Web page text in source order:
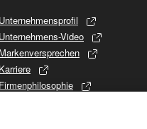
Unternehmensprofil
Unternehmens-Video
Markenversprechen
Karriere
Firmenphilosophie